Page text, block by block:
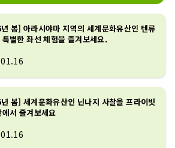
봄] 아라시야마 지역의 세계문화유산인 텐류
별한 좌선 체험을 즐겨보세요.
봄] 세계문화유산인 닌나지 사찰을 프라이빗
서 즐겨보세요